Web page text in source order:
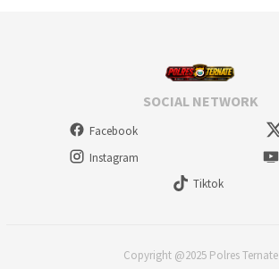
SOCIAL NETWORK
Facebook
Instagram
Tiktok
Copyright @2025 Polres Ternate